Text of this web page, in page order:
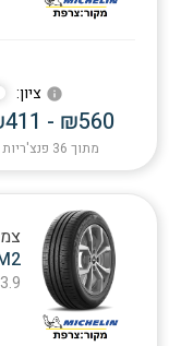
:ציון info
- ₪560
מתוך 36 פנצ'ריות
3.9